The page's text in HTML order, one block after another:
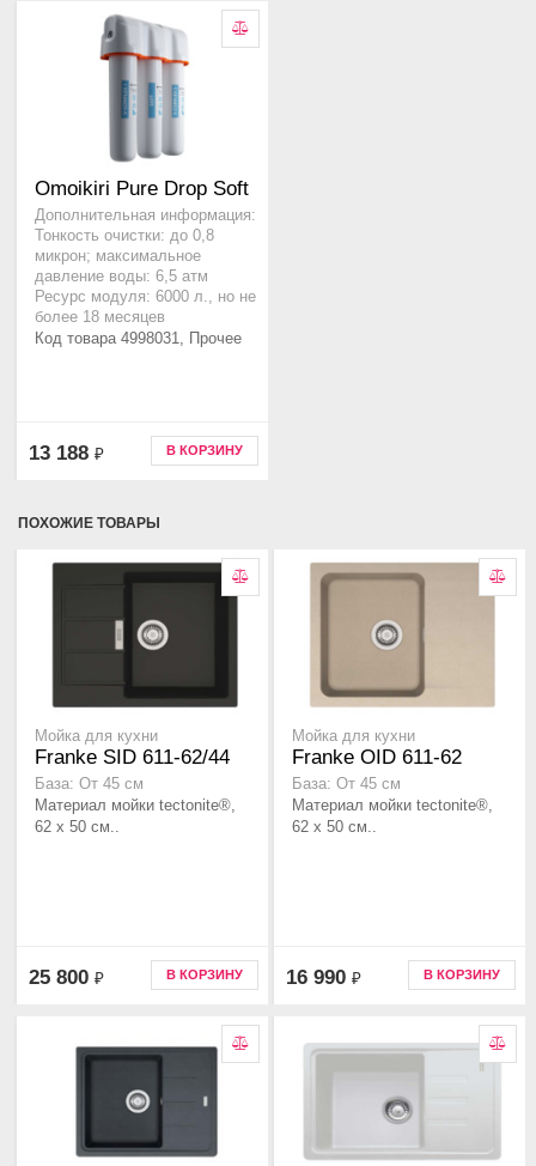
Omoikiri Pure Drop Soft
Дополнительная информация:
Тонкость очистки: до 0,8
микрон; максимальное
давление воды: 6,5 атм
Ресурс модуля: 6000 л., но не
более 18 месяцев
Код товара 4998031, Прочее
13 188 ₽ В КОРЗИНУ
ПОХОЖИЕ ТОВАРЫ
Мойка для кухни
Franke SID 611-62/44
База: От 45 см
Материал мойки tectonite®,
62 x 50 см..
25 800 ₽ В КОРЗИНУ
Мойка для кухни
Franke OID 611-62
База: От 45 см
Материал мойки tectonite®,
62 x 50 см..
16 990 ₽ В КОРЗИНУ